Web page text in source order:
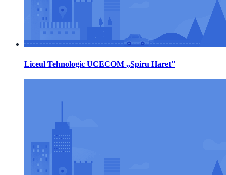
Liceul Tehnologic UCECOM ,,Spiru Haret''